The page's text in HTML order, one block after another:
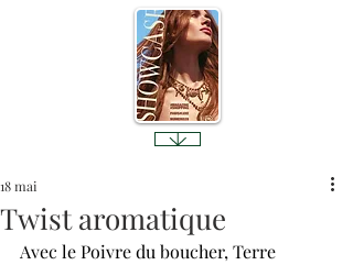
Twist aromatique
18 mai
Avec le Poivre du boucher, Terre